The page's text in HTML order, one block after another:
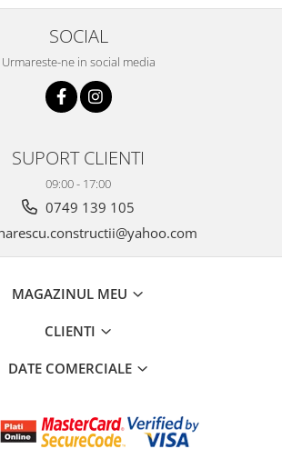
SOCIAL
Urmareste-ne in social media
SUPORT CLIENTI
09:00 - 17:00
0749 139 105
MAGAZINUL MEU
CLIENTI
DATE COMERCIALE